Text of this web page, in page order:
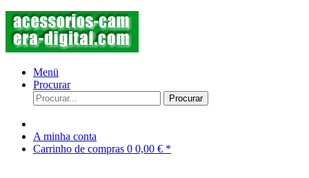
Menü
Procurar
Procurar
A minha conta
Carrinho de compras 0 0,00 € *